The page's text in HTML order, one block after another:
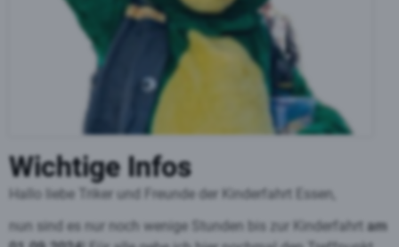
Wichtige Infos
Hallo liebe Triker und Freunde der Kinderfahrt Essen,
nun sind es nur noch wenige Stunden bis zur Kinderfahrt am